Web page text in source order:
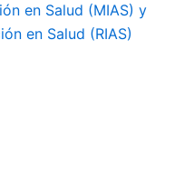
en Salud (MIAS) y
en Salud (RIAS)